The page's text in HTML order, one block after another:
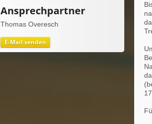
Ansprechpartner
Thomas Overesch
E-Mail senden